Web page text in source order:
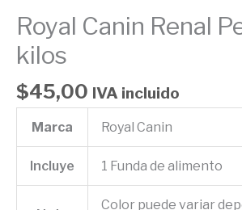
Royal Canin Renal
kilos
$45,00 IVA incluido
Marca Royal Canin
Incluye 1 Funda de alimento
Color puede variar